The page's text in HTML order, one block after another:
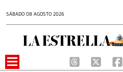
SÁBADO 08 AGOSTO 2026